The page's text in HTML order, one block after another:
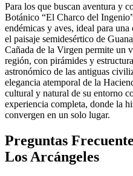
Para los que buscan aventura y
Botánico “El Charco del
endémicas y aves, ideal para
el paisaje semidesértico de
Cañada de la Virgen permite un
región, con pirámides y
astronómico de las antiguas
elegancia atemporal de la
cultural y natural de su entorno
experiencia completa, donde la
convergen en un solo lugar.
Preguntas
Los Arcángeles